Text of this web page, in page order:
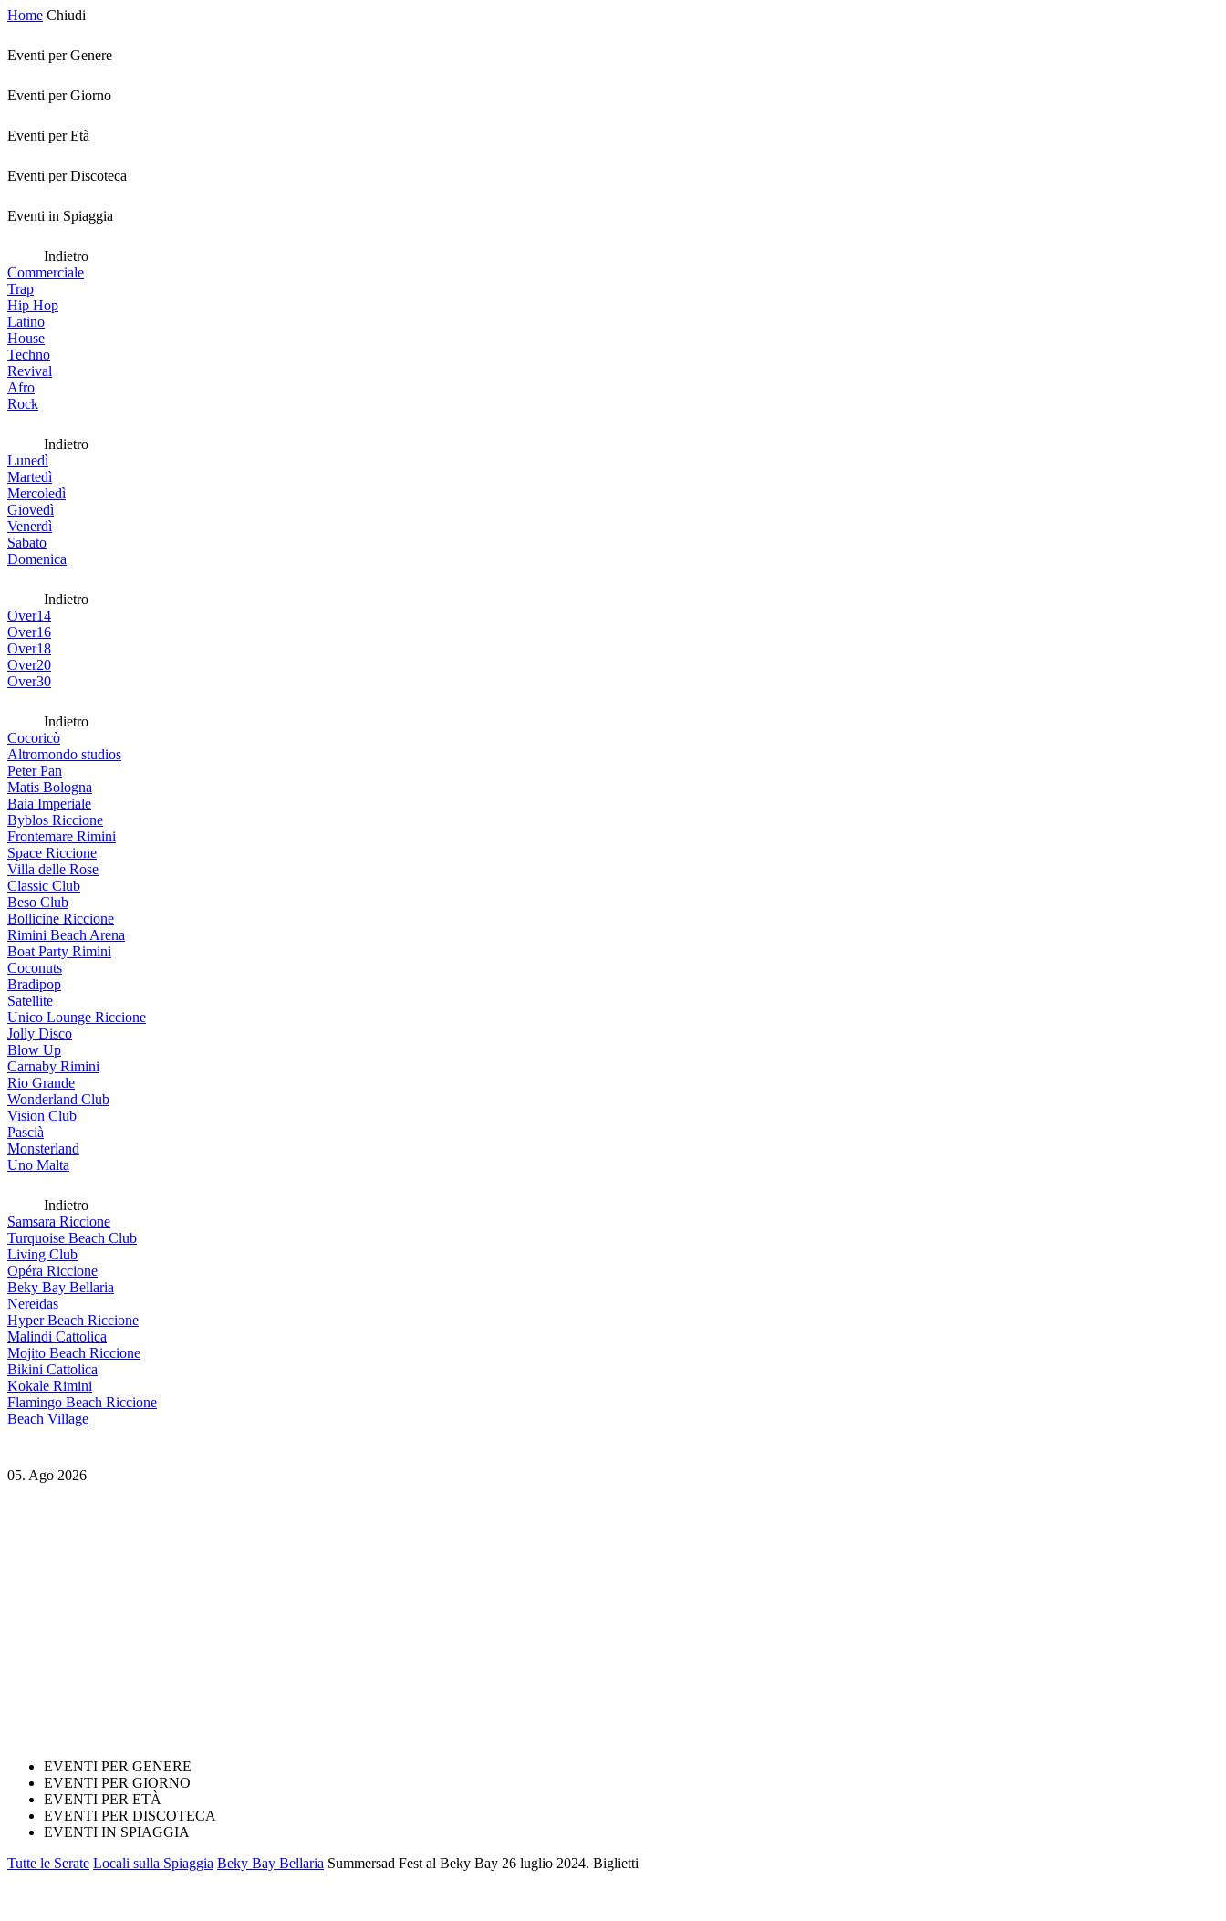
Home Chiudi
Eventi per Genere
Eventi per Giorno
Eventi per Età
Eventi per Discoteca
Eventi in Spiaggia
Indietro
Commerciale
Trap
Hip Hop
Latino
House
Techno
Revival
Afro
Rock
Indietro
Lunedì
Martedì
Mercoledì
Giovedì
Venerdì
Sabato
Domenica
Indietro
Over14
Over16
Over18
Over20
Over30
Indietro
Cocoricò
Altromondo studios
Peter Pan
Matis Bologna
Baia Imperiale
Byblos Riccione
Frontemare Rimini
Space Riccione
Villa delle Rose
Classic Club
Beso Club
Bollicine Riccione
Rimini Beach Arena
Boat Party Rimini
Coconuts
Bradipop
Satellite
Unico Lounge Riccione
Jolly Disco
Blow Up
Carnaby Rimini
Rio Grande
Wonderland Club
Vision Club
Pascià
Monsterland
Uno Malta
Indietro
Samsara Riccione
Turquoise Beach Club
Living Club
Opéra Riccione
Beky Bay Bellaria
Nereidas
Hyper Beach Riccione
Malindi Cattolica
Mojito Beach Riccione
Bikini Cattolica
Kokale Rimini
Flamingo Beach Riccione
Beach Village
05. Ago 2026
EVENTI PER GENERE
EVENTI PER GIORNO
EVENTI PER ETÀ
EVENTI PER DISCOTECA
EVENTI IN SPIAGGIA
Tutte le Serate Locali sulla Spiaggia Beky Bay Bellaria Summersad Fest al Beky Bay 26 luglio 2024. Biglietti